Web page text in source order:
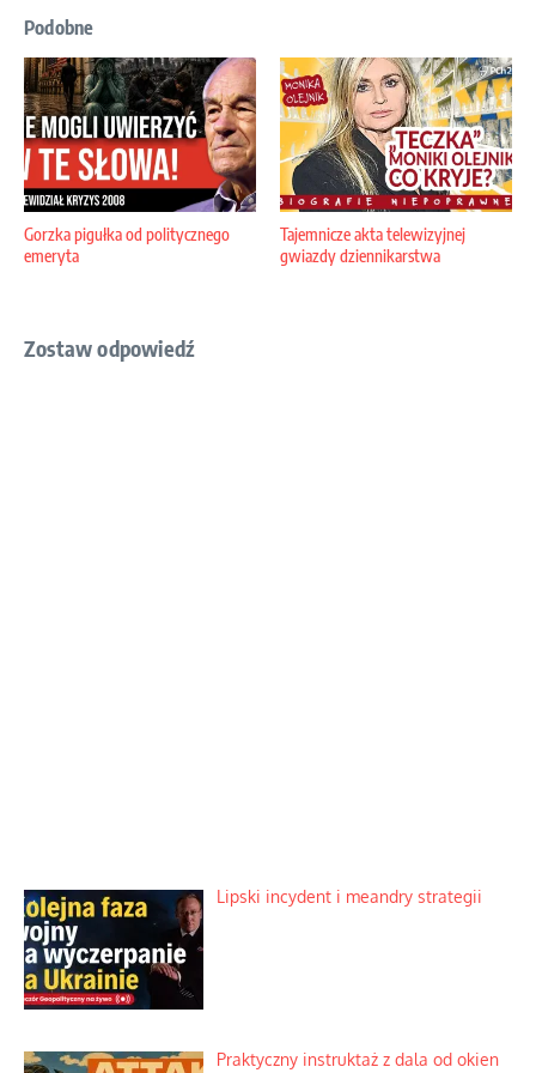
Podobne
Gorzka pigułka od politycznego
emeryta
Tajemnicze akta telewizyjnej
gwiazdy dziennikarstwa
Zostaw odpowiedź
Lipski incydent i meandry strategii
Praktyczny instruktaż z dala od okien